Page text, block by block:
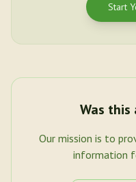
Start
Was
Our mission is to
information